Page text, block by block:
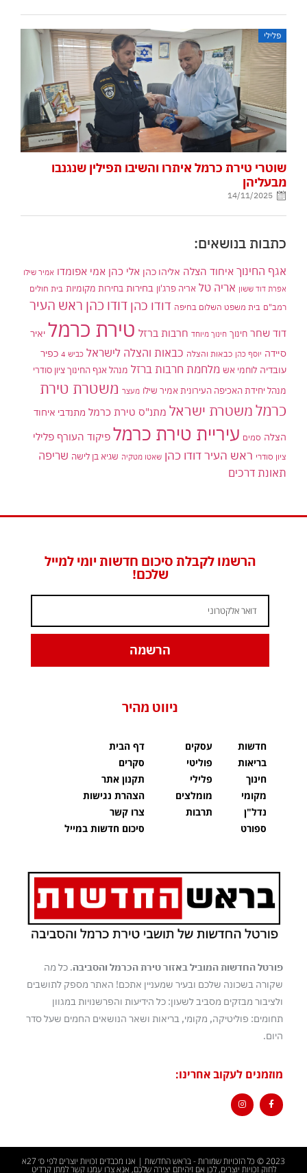
פלילי
שוטרי טירת כרמל איתרו והשיבו תפילין שנגנבו
מבעליהן
14/11/2025
כתבות בנושאים:
אגף החינוך איחוד הצלה אליהו כהן אלי כהן אמי אפומדו אמיר שילו
אפרת דוד ששון אריה טל אריה פרג'ון בחירות בחירות מקומיות בית חולים
רמב"ם בית משפט השלום בחיפה דודו כהן דודו כהן ראש העיר
דוד שחר חינוך חינוך מיוחד חרבות ברזל טירת כרמל יאיר
סיידה יוסף כהן כבאות והצלה כבאות והצלה לישראל כביש 4
כפיר
עובדיה לוחמי אש מלחמת חרבות ברזל מנהל אגף החינוך ציון סודרי
מנהל יחידת האכיפה העירונית אמיר שילו מעצר משטרת טירת
כרמלמשטרת ישראל מתנ"ס טירת כרמל מתנדבי איחוד
הצלה סמים עיריית טירת כרמל פיקוד העורף פלילי
ציון סודרי ראש העיר דודו כהן שאטו מטקיה שגיא בן לישה שריפה
תאונת דרכים
הרשמו לקבלת סיכום חדשות יומי למייל
שלכם!
הרשמה
ניווט מהיר
חדשות
בריאות
חינוך
מקומי
נדל"ן
ספורט
עסקים
פוליטי
פלילי
מומלצים
תרבות
דף הבית
סקרים
תקנון אתר
הצהרת נגישות
צרו קשר
סיכום חדשות במייל
פורטל החדשות המוביל באזור טירת הכרמל והסביבה. כל מה
שקורה בשכונה שלכם ובעיר שמעניין אתכם! האתר מספק לתושבים
ולציבור מבזקים מסביב לשעון: כל הידיעות והפרשנויות במגוון
תחומים: פוליטיקה, מקומי, בריאות ושאר הנושאים החמים שעל סדר
היום.
מוזמנים לעקוב אחרינו:
2023 © כל הזכויות שמורות - בראש החדשות | אנו מכבדים זכויות יוצרים לפי ס׳ 27א
לחוק זכויות יוצרים, לכן אם זיהיתם יצירה שלכם, אנא צרו עמנו קשר למתן קרדיט